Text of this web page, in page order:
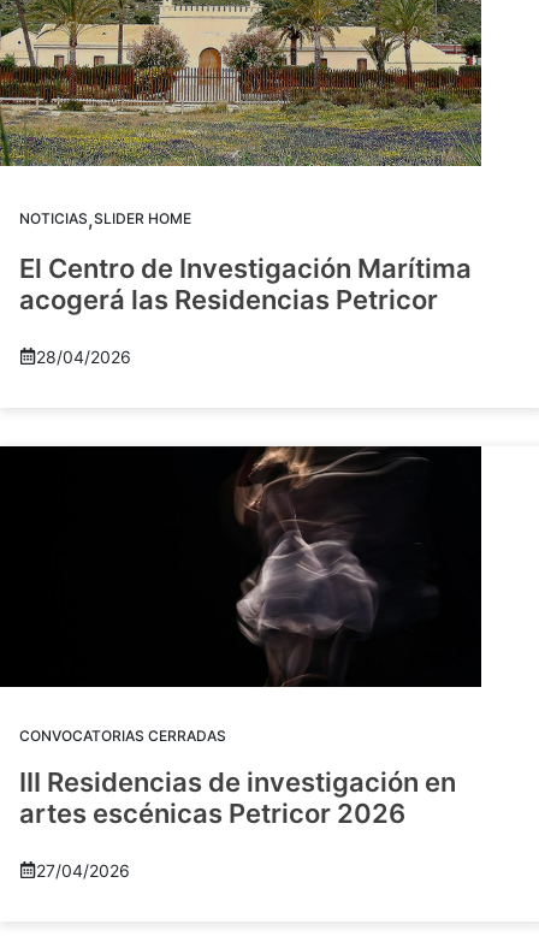
NOTICIAS,SLIDER HOME
El Centro de Investigación Marítima
acogerá las Residencias Petricor
28/04/2026
CONVOCATORIAS CERRADAS
III Residencias de investigación en
artes escénicas Petricor 2026
27/04/2026